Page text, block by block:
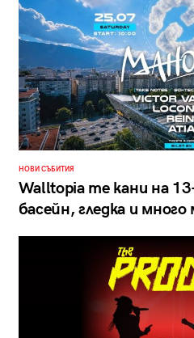
НОВИ СЪБИТИЯ
Walltopia те кани на
басейн, гледка и много